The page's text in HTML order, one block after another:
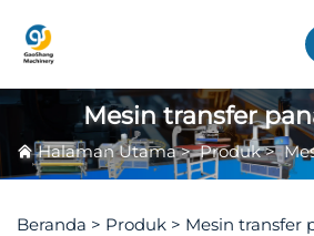
Mesin transfer
Halaman Utama>Produk>
Beranda > Produk > Mesin transfer